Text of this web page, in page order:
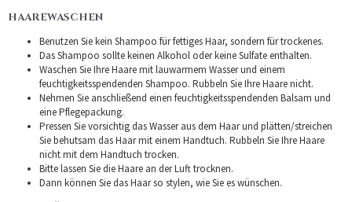
HAAREWASCHEN
Benutzen Sie kein Shampoo für fettiges Haar, sondern für trockenes.
Das Shampoo sollte keinen Alkohol oder keine Sulfate enthalten.
Waschen Sie Ihre Haare mit lauwarmem Wasser und einem
feuchtigkeitsspendenden Shampoo. Rubbeln Sie Ihre Haare nicht.
Nehmen Sie anschließend einen feuchtigkeitsspendenden Balsam und
eine Pflegepackung.
Pressen Sie vorsichtig das Wasser aus dem Haar und plätten/streichen
Sie behutsam das Haar mit einem Handtuch. Rubbeln Sie Ihre Haare
nicht mit dem Handtuch trocken.
Bitte lassen Sie die Haare an der Luft trocknen.
Dann können Sie das Haar so stylen, wie Sie es wünschen.